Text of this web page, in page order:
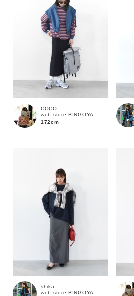
通常商品
在庫あり
COCO
web store BINGOYA
172cm
shika
web store BINGOYA